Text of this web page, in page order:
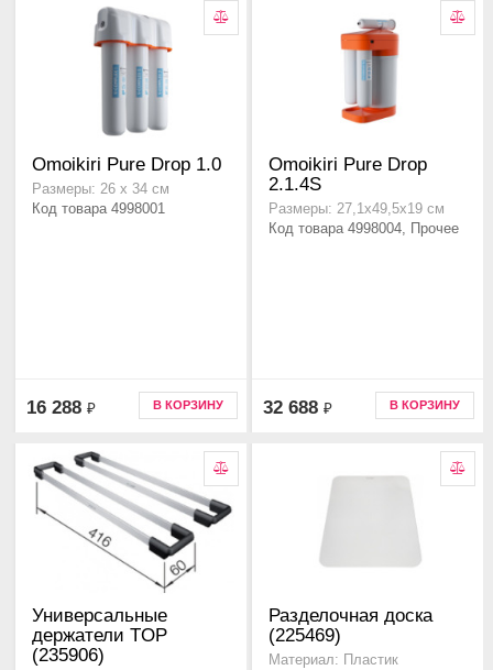
Omoikiri Pure Drop 1.0
Размеры: 26 х 34 см
Код товара 4998001
16 288 ₽ В КОРЗИНУ
Omoikiri Pure Drop
2.1.4S
Размеры: 27,1х49,5х19 см
Код товара 4998004, Прочее
32 688 ₽ В КОРЗИНУ
Универсальные
держатели TOP
(235906)
Разделочная доска
(225469)
Материал: Пластик